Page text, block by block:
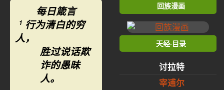
每日箴言
1 行为清白的穷
人，
胜过说话欺
诈的愚昧
人。
回族漫画
天经·目录
讨拉特
宰逋尔